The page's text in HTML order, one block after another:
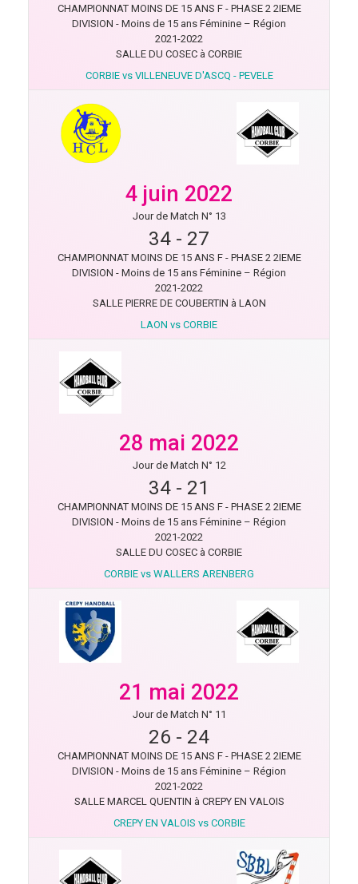
CHAMPIONNAT MOINS DE 15 ANS F - PHASE 2 2IEME
DIVISION - Moins de 15 ans Féminine – Région
2021-2022
SALLE DU COSEC à CORBIE
CORBIE vs VILLENEUVE D'ASCQ - PEVELE
4 juin 2022
Jour de Match N° 13
34 - 27
CHAMPIONNAT MOINS DE 15 ANS F - PHASE 2 2IEME
DIVISION - Moins de 15 ans Féminine – Région
2021-2022
SALLE PIERRE DE COUBERTIN à LAON
LAON vs CORBIE
28 mai 2022
Jour de Match N° 12
34 - 21
CHAMPIONNAT MOINS DE 15 ANS F - PHASE 2 2IEME
DIVISION - Moins de 15 ans Féminine – Région
2021-2022
SALLE DU COSEC à CORBIE
CORBIE vs WALLERS ARENBERG
21 mai 2022
Jour de Match N° 11
26 - 24
CHAMPIONNAT MOINS DE 15 ANS F - PHASE 2 2IEME
DIVISION - Moins de 15 ans Féminine – Région
2021-2022
SALLE MARCEL QUENTIN à CREPY EN VALOIS
CREPY EN VALOIS vs CORBIE